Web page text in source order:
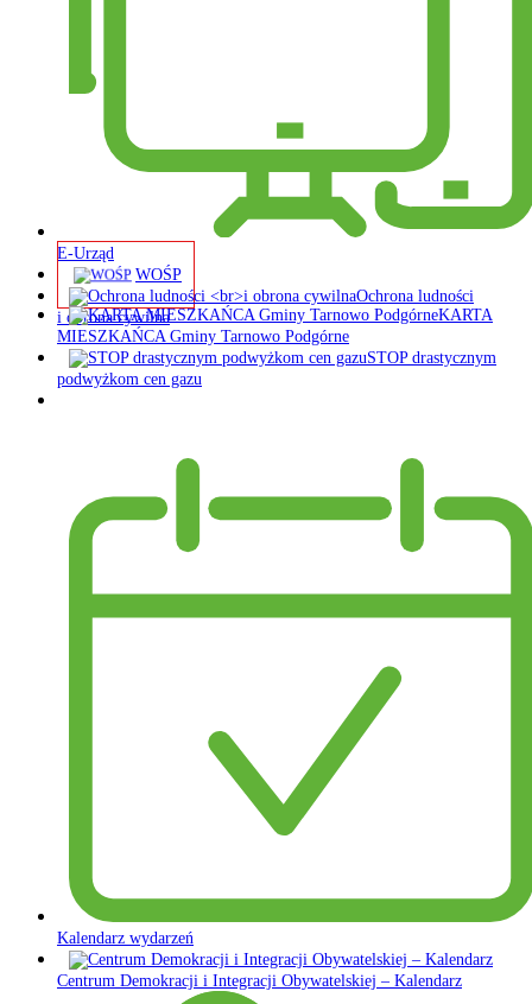
E-Urząd
WOŚP
Ochrona ludności
i obrona cywilna
KARTA
MIESZKAŃCA Gminy Tarnowo Podgórne
STOP drastycznym
podwyżkom cen gazu
Kalendarz wydarzeń
Centrum Demokracji i Integracji Obywatelskiej – Kalendarz